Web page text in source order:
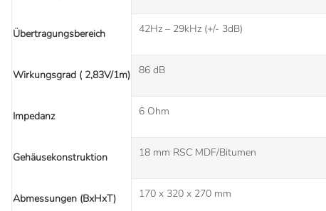
Übertragungsbereich 42Hz – 29kHz (+/- 3dB)
Wirkungsgrad ( 2,83V/1m) 86 dB
Impedanz 6 Ohm
Gehäusekonstruktion 18 mm RSC MDF/Bitumen
Abmessungen (BxHxT) 170 x 320 x 270 mm